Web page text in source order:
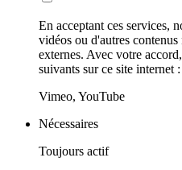
En acceptant ces services,
vidéos ou d'autres
externes. Avec votre
suivants sur ce site internet :
Vimeo, YouTube
Nécessaires
Toujours actif